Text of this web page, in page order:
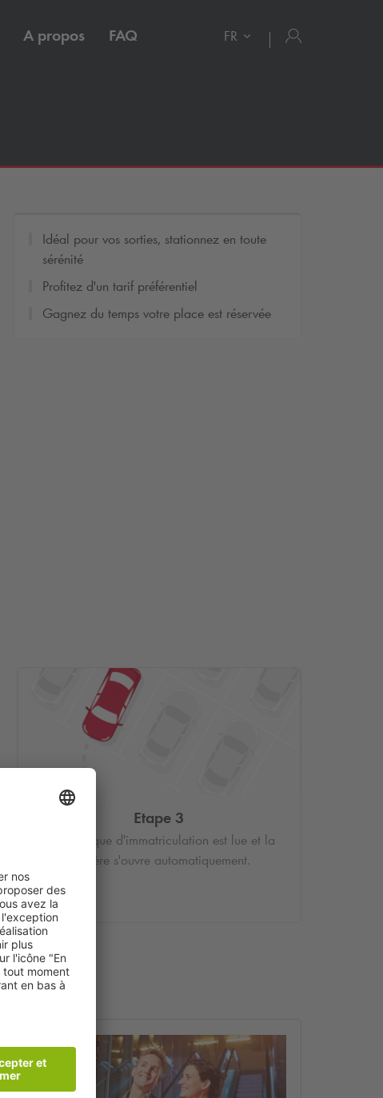
A propos FAQ FR
Idéal pour vos sorties, stationnez en toute
sérénité
Profitez d'un tarif préférentiel
Gagnez du temps votre place est réservée
Etape 3
Votre plaque d'immatriculation est lue et la
barrière s'ouvre automatiquement.